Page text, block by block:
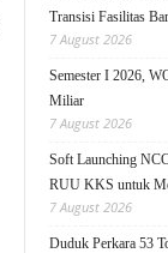
Transisi Fasilitas
7 August 2026
Semester I 2026,
Miliar
7 August 2026
Soft Launching
RUU KKS untuk
7 August 2026
Duduk Perkara 53